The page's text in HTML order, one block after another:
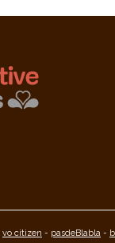
vo citizen - pasdeBlabla -